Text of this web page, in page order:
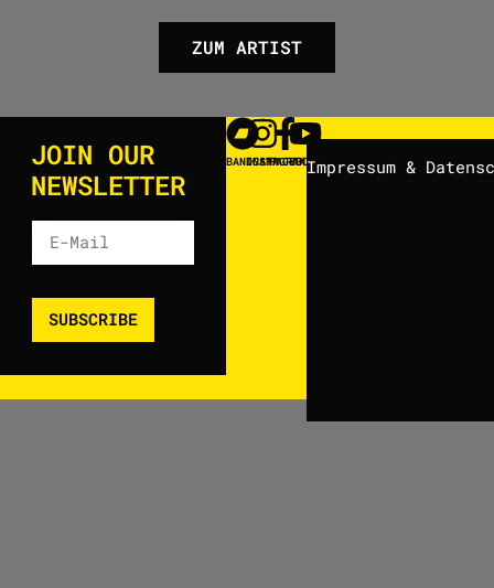
ZUM ARTIST
JOIN OUR
NEWSLETTER
SUBSCRIBE
BANDCAMP
INSTAGRAM
FACEBOOK
YOUTUBE
Impressum &